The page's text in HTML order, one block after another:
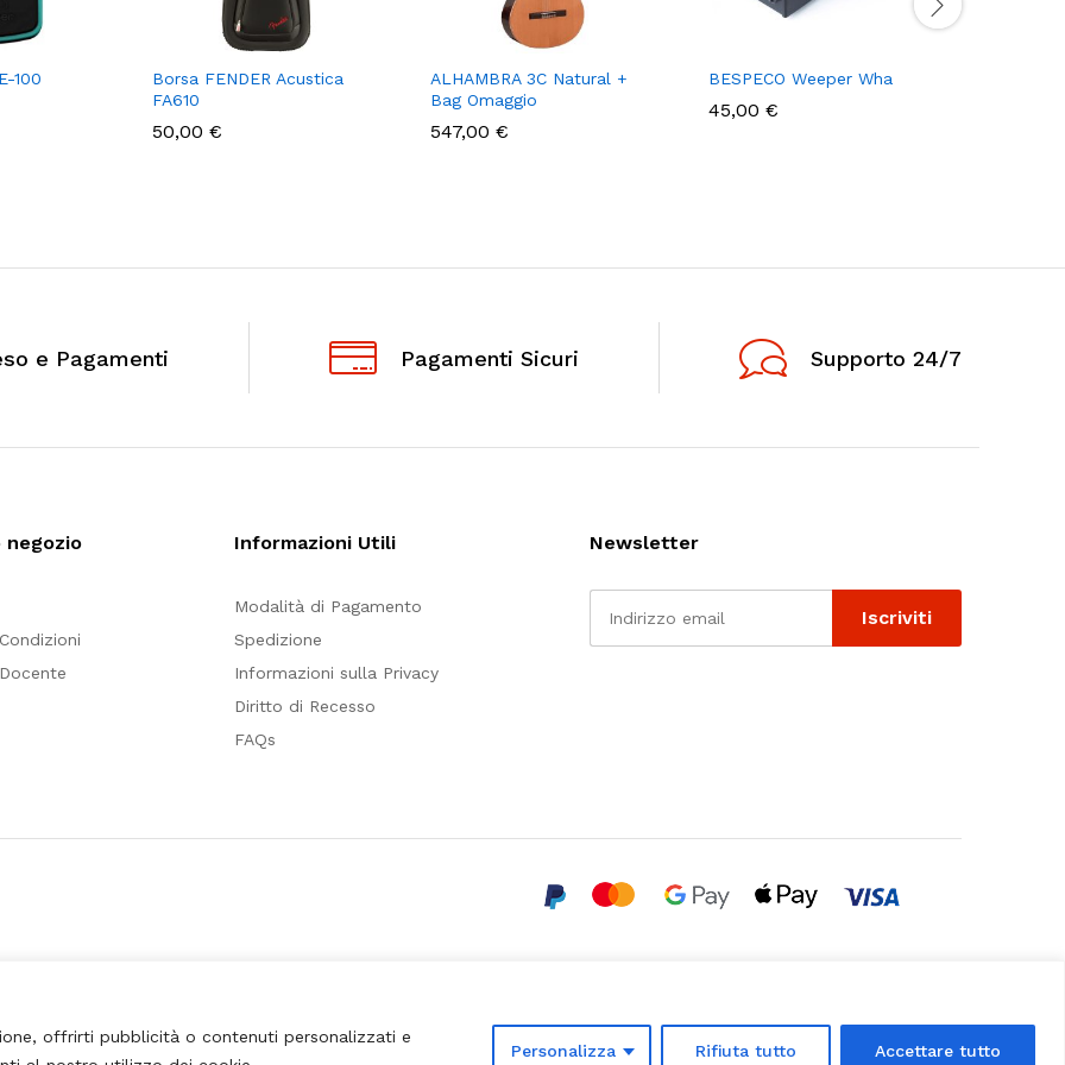
offrirti pubblicità o contenuti personalizzati e
Personalizza Rifiuta tutto Accettare tutto
100
Borsa FENDER Acustica
FA610
50,00 €
ALHAMBRA 3C Natural +
Bag Omaggio
547,00 €
BESPECO Weeper Wha
45,00 €
e Pagamenti Pagamenti Sicuri Supporto 24/7
Informazioni Utili
Modalità di Pagamento
Spedizione
Informazioni sulla Privacy
Diritto di Recesso
FAQs
Newsletter